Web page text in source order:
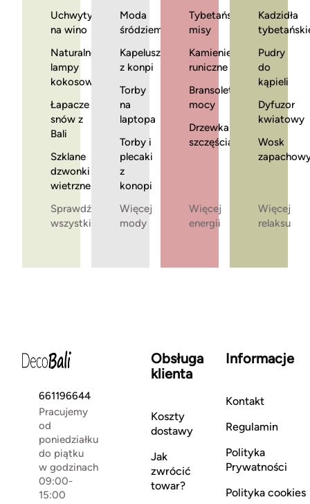
Uchwyty
na wino
Naturalne
lampy
kokosowe
Łapacze
snów z
Bali
Szklane
dzwonki
wietrzne
Sprawdź
wszystkie
Moda
śródziemnomorska
Kapelusze
z konpi
Torby
na
laptopa
Torby i
plecaki
z
konopi
Więcej
mody
Tybetańskie
misy
Kamienie
runiczne
Bransoletki
mocy
Drzewka
szczęścia
Więcej
energii
Kadzidła
Pudry
do
kąpieli
Dyfuzor
kwiatowy
Wosk
Więcej
relaksu
661196644
Pracujemy
od
poniedziałku
do piątku
w godzinach
09:00-
15:00
Obsługa
klienta
Koszty
dostawy
Jak
zwrócić
towar?
Informacje
Kontakt
Regulamin
Polityka
Prywatności
Polityka cookies